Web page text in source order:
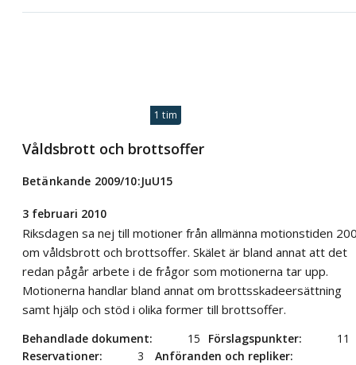
1 tim
Våldsbrott och brottsoffer
Betänkande 2009/10:JuU15
3 februari 2010
Riksdagen sa nej till motioner från allmänna motionstiden
om våldsbrott och brottsoffer. Skälet är bland annat att det
redan pågår arbete i de frågor som motionerna tar upp.
Motionerna handlar bland annat om brottsskadeersättning
samt hjälp och stöd i olika former till brottsoffer.
Behandlade dokument 15 Förslagspunkter
11
Reservationer
3 Anföranden och repliker